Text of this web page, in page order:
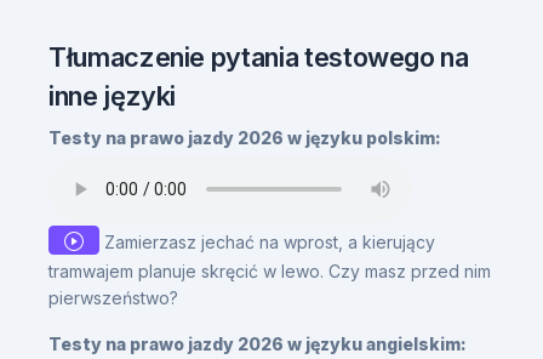
Tłumaczenie pytania testowego na
inne języki
Testy na prawo jazdy 2026 w języku polskim:
Zamierzasz jechać na wprost, a kierujący
tramwajem planuje skręcić w lewo. Czy masz przed nim
pierwszeństwo?
Testy na prawo jazdy 2026 w języku angielskim: